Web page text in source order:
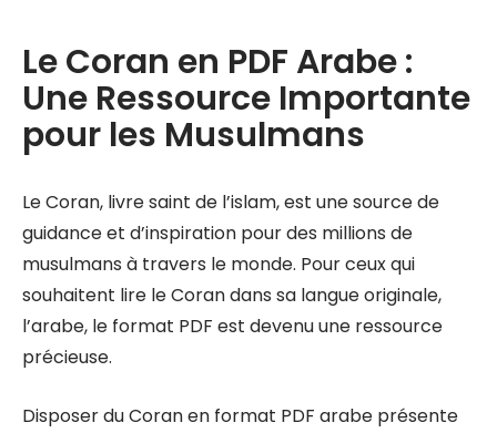
Le Coran en PDF Arabe :
Une Ressource Importante
pour les Musulmans
Le Coran, livre saint de l’islam, est une source de
guidance et d’inspiration pour des millions de
musulmans à travers le monde. Pour ceux qui
souhaitent lire le Coran dans sa langue originale,
l’arabe, le format PDF est devenu une ressource
précieuse.
Disposer du Coran en format PDF arabe présente